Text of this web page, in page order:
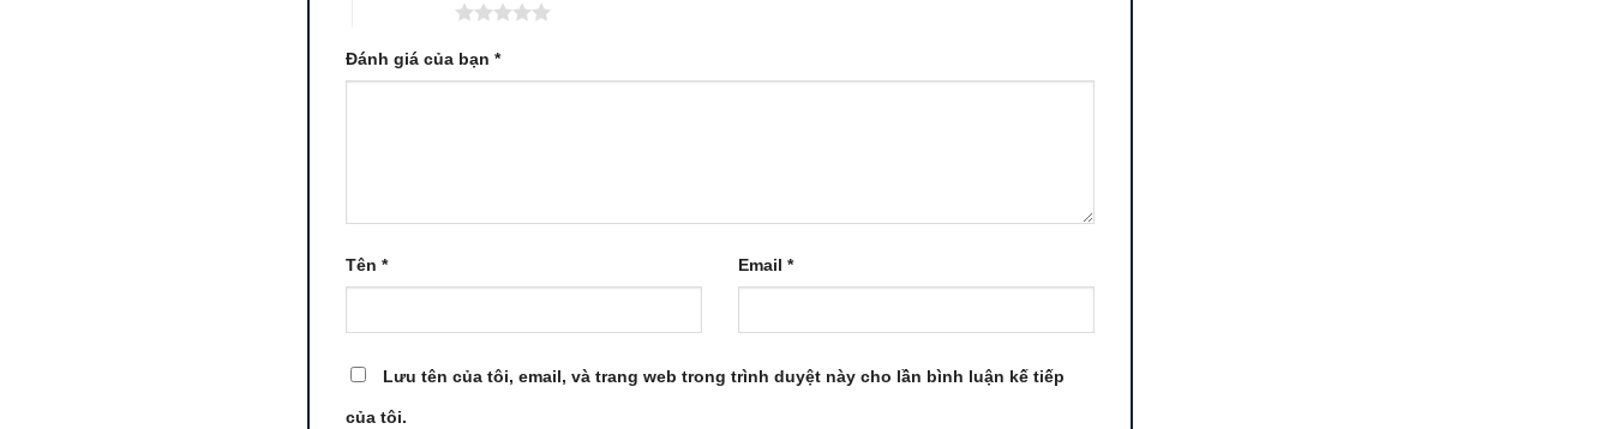
Đánh giá của bạn *
Tên * Email*
Lưu tên của tôi, email, và trang web trong trình duyệt này cho lần bình luận kế tiếp
của tôi.